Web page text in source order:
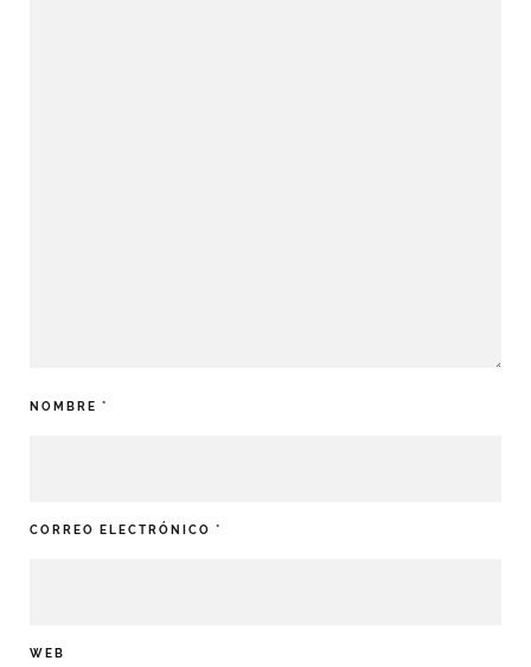
NOMBRE *
CORREO ELECTRÓNICO *
WEB